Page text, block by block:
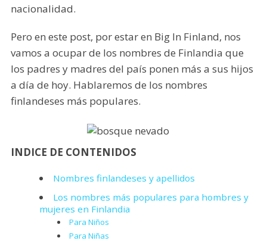
nacionalidad.
Pero en este post, por estar en Big In Finland, nos
vamos a ocupar de los nombres de Finlandia que
los padres y madres del país ponen más a sus hijos
a día de hoy. Hablaremos de los nombres
finlandeses más populares.
INDICE DE CONTENIDOS
Nombres finlandeses y apellidos
Los nombres más populares para hombres y
mujeres en Finlandia
Para Niños
Para Niñas